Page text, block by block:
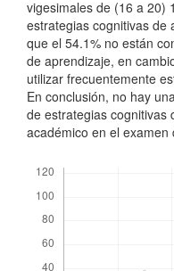
vigesimales de (16 a 20)
estrategias cognitivas de
que el 54.1% no están
de aprendizaje, en
utilizar frecuentemente
En conclusión, no hay
de estrategias cognitivas
académico en el examen